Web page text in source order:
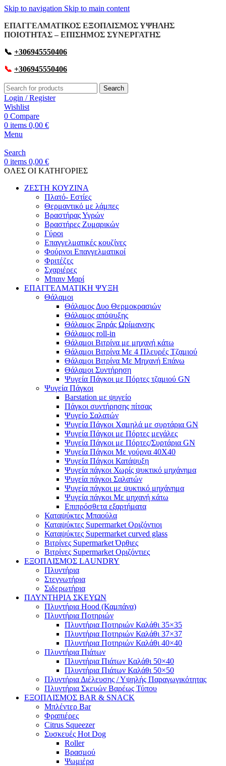
Skip to navigation Skip to main content
ΕΠΑΓΓΕΛΜΑΤΙΚΟΣ ΕΞΟΠΛΙΣΜΟΣ ΥΨΗΛΗΣ
ΠΟΙΟΤΗΤΑΣ – ΕΠΙΣΗΜΟΣ ΣΥΝΕΡΓΑΤΗΣ
📞 +306945550406
📞 +306945550406
Search
Login / Register
Wishlist
0 Compare
0 items 0,00 €
Menu
Search
0 items 0,00 €
OΛΕΣ ΟΙ ΚΑΤΗΓΟΡΙΕΣ
ΖΕΣΤΗ ΚΟΥΖΙΝΑ
Πλατό- Εστίες
Θερμαντικό με λάμπες
Βραστήρας Υγρών
Βραστήρες Ζυμαρικών
Γύροι
Επαγγελματικές κουζίνες
Φούρνοι Επαγγελματικοί
Φριτέζες
Σχαριέρες
Μπαιν Μαρί
ΕΠΑΓΓΕΛΜΑΤΙΚΗ ΨΥΞΗ
Θάλαμοι
Θάλαμος Δυο Θερμοκρασιών
Θάλαμος απόψυξης
Θάλαμος Ξηράς Ωρίμανσης
Θάλαμος roll-in
Θάλαμοι Βιτρίνα με μηχανή κάτω
Θάλαμοι Βιτρίνα Με 4 Πλευρές Τζαμιού
Θάλαμοι Βιτρίνα Με Μηχανή Επάνω
Θάλαμοι Συντήρηση
Ψυγεία Πάγκοι με Πόρτες τζαμιού GN
Ψυγεία Πάγκοι
Barstation με ψυγείο
Πάγκοι συντήρησης πίτσας
Ψυγείο Σαλατών
Ψυγεία Πάγκοι Χαμηλά με συρτάρια GN
Ψυγεία Πάγκοι με Πόρτες μεγάλες
Ψυγεία Πάγκοι με Πόρτες/Συρτάρια GN
Ψυγεία Πάγκοι Με γούρνα 40Χ40
Ψυγεία Πάγκοι Κατάψυξη
Ψυγεία πάγκοι Χωρίς ψυκτικό μηχάνημα
Ψυγεία πάγκοι Σαλατών
Ψυγεία πάγκοι με ψυκτικό μηχάνημα
Ψυγεία πάγκοι Με μηχανή κάτω
Επιπρόσθετα εξαρτήματα
Καταψύκτες Μπαούλα
Καταψύκτες Supermarket Οριζόντιοι
Καταψύκτες Supermarket curved glass
Βιτρίνες Supermarket Όρθιες
Βιτρίνες Supermarket Οριζόντιες
ΕΞΟΠΛΙΣΜΟΣ LAUNDRY
Πλυντήρια
Στεγνωτήρια
Σιδερωτήρια
ΠΛΥΝΤΗΡΙΑ ΣΚΕΥΩΝ
Πλυντήρια Hood (Καμπάνα)
Πλυντήρια Ποτηριών
Πλυντήρια Ποτηριών Καλάθι 35×35
Πλυντήρια Ποτηριών Καλάθι 37×37
Πλυντήρια Ποτηριών Καλάθι 40×40
Πλυντήρια Πιάτων
Πλυντήρια Πιάτων Καλάθι 50×40
Πλυντήρια Πιάτων Καλάθι 50×50
Πλυντήρια Διέλευσης / Υψηλής Παραγωγικότητας
Πλυντήρια Σκευών Βαρέως Τύπου
ΕΞΟΠΛΙΣΜΟΣ BAR & SNACK
Μπλέντερ Bar
Φραπιέρες
Citrus Squeezer
Συσκευές Hot Dog
Roller
Βρασμού
Ψωμιέρα